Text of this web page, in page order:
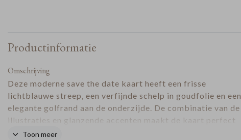
Productinformatie
Omschrijving
Deze moderne save the date kaart heeft een frisse
lichtblauwe streep, een verfijnde schelp in goudfolie en een
elegante golfrand aan de onderzijde. De combinatie van de
illustraties en glanzende accenten maakt de kaart perfect
voor een bruiloft in de zomer of aan zee. Laat jullie
Toon meer